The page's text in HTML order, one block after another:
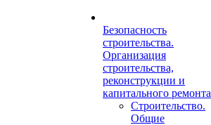
Безопасность
строительства.
Организация
строительства,
реконструкции и
капитального ремонта
Строительство.
Общие